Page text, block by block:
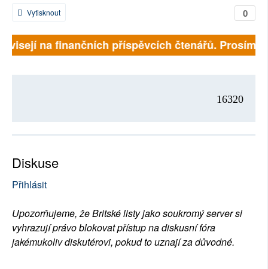
0
Vytisknout
na finančních příspěvcích čtenářů. Prosíme,
16320
Diskuse
Přihlásit
Upozorňujeme, že Britské listy jako soukromý server si
vyhrazují právo blokovat přístup na diskusní fóra
jakémukoliv diskutérovi, pokud to uznají za důvodné.